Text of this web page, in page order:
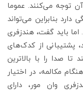
توجه می‌کنند. عموما
بنابراین می‌تواند
باید گفت، هندزفری
پشتیبانی از کدک‌های
صدا را با بالاترین
مکالمه، در اختیار
وان مور، دارای